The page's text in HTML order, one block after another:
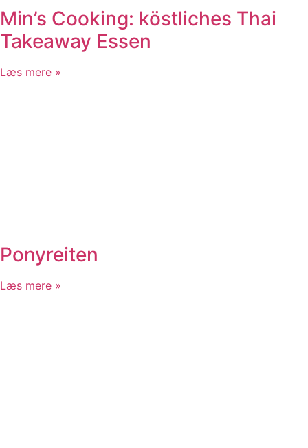
Min’s Cooking: köstliches Thai
Takeaway Essen
Læs mere »
Ponyreiten
Læs mere »